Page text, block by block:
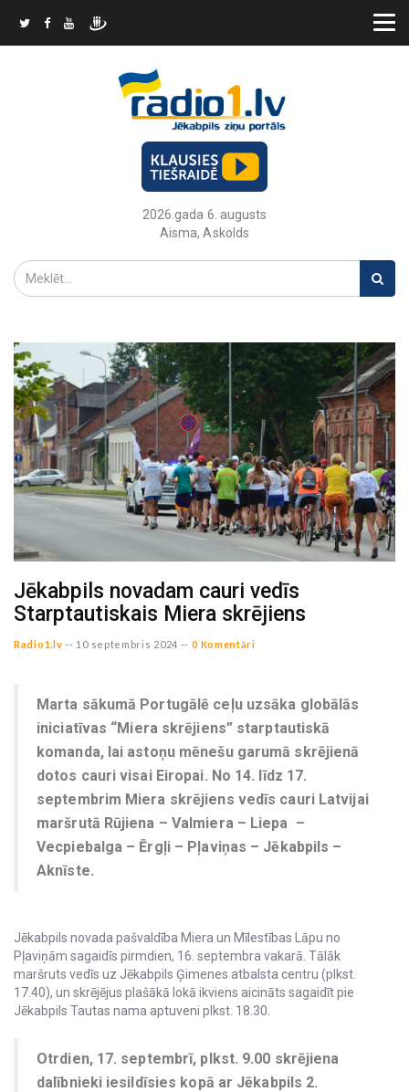
2026.gada 6. augusts
Aisma, Askolds
Jēkabpils novadam cauri vedīs
Starptautiskais Miera skrējiens
Radio1.lv -- 10 septembris 2024 -- 0 Komentāri
Marta sākumā Portugālē ceļu uzsāka globālās
iniciatīvas “Miera skrējiens” starptautiskā
komanda, lai astoņu mēnešu garumā skrējienā
dotos cauri visai Eiropai. No 14. līdz 17.
septembrim Miera skrējiens vedīs cauri Latvijai
maršrutā Rūjiena – Valmiera – Liepa –
Vecpiebalga – Ērgļi – Pļaviņas – Jēkabpils –
Aknīste.
Jēkabpils novada pašvaldība Miera un Mīlestības Lāpu no
Pļaviņām sagaidīs pirmdien, 16. septembra vakarā. Tālāk
maršruts vedīs uz Jēkabpils Ģimenes atbalsta centru (plkst.
17.40), un skrējējus plašākā lokā ikviens aicināts sagaidīt pie
Jēkabpils Tautas nama aptuveni plkst. 18.30.
Otrdien, 17. septembrī, plkst. 9.00 skrējiena
dalībnieki iesildīsies kopā ar Jēkabpils 2.